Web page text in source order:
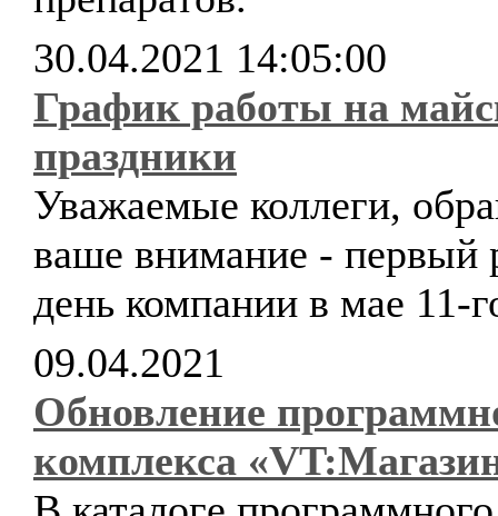
30.04.2021 14:05:00
График работы на
праздники
Уважаемые коллеги,
ваше внимание - первый
день компании в мае 11-
09.04.2021
Обновление
комплекса